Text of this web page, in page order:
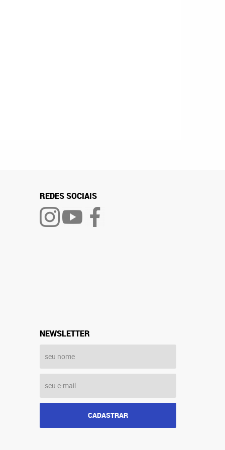
REDES SOCIAIS
NEWSLETTER
CADASTRAR